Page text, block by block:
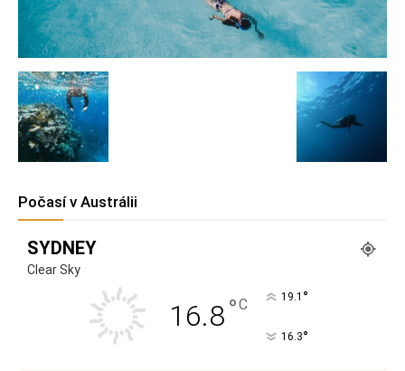
Počasí v Austrálii
SYDNEY
Clear Sky
16.8°C 19.1 °
16.3°